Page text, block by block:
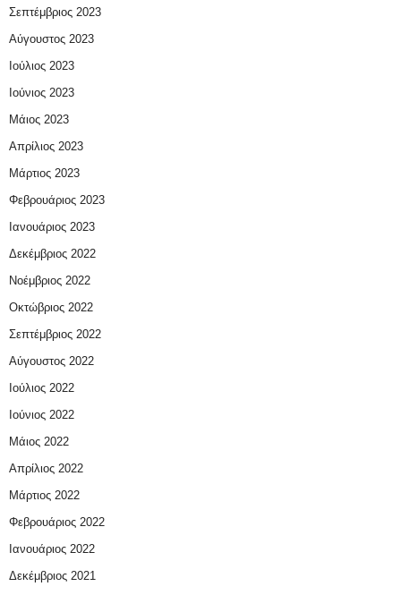
Σεπτέμβριος 2023
Αύγουστος 2023
Ιούλιος 2023
Ιούνιος 2023
Μάιος 2023
Απρίλιος 2023
Μάρτιος 2023
Φεβρουάριος 2023
Ιανουάριος 2023
Δεκέμβριος 2022
Νοέμβριος 2022
Οκτώβριος 2022
Σεπτέμβριος 2022
Αύγουστος 2022
Ιούλιος 2022
Ιούνιος 2022
Μάιος 2022
Απρίλιος 2022
Μάρτιος 2022
Φεβρουάριος 2022
Ιανουάριος 2022
Δεκέμβριος 2021